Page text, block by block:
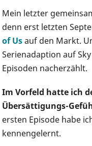
Mein letzter
denn erst letzten
of Usauf den Markt.
Serienadaption auf
Episoden nacherzählt.
Im Vorfeld hatte ich
Übersättigungs-
ersten Episode habe
kennengelernt.